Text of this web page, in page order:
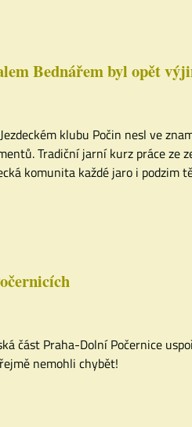
Bednářem byl opět
klubu Počin nesl ve
Tradiční jarní kurz práce ze
komunita každé jaro i podzim
část Praha-Dolní Počernice
nemohli chybět!